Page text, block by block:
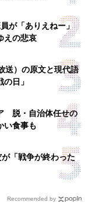
が「ありえねー」
えの悲哀
送）の原文と現代語
日」
脱・自治体任せの
い食事も
「戦争が終わった
Recommended by